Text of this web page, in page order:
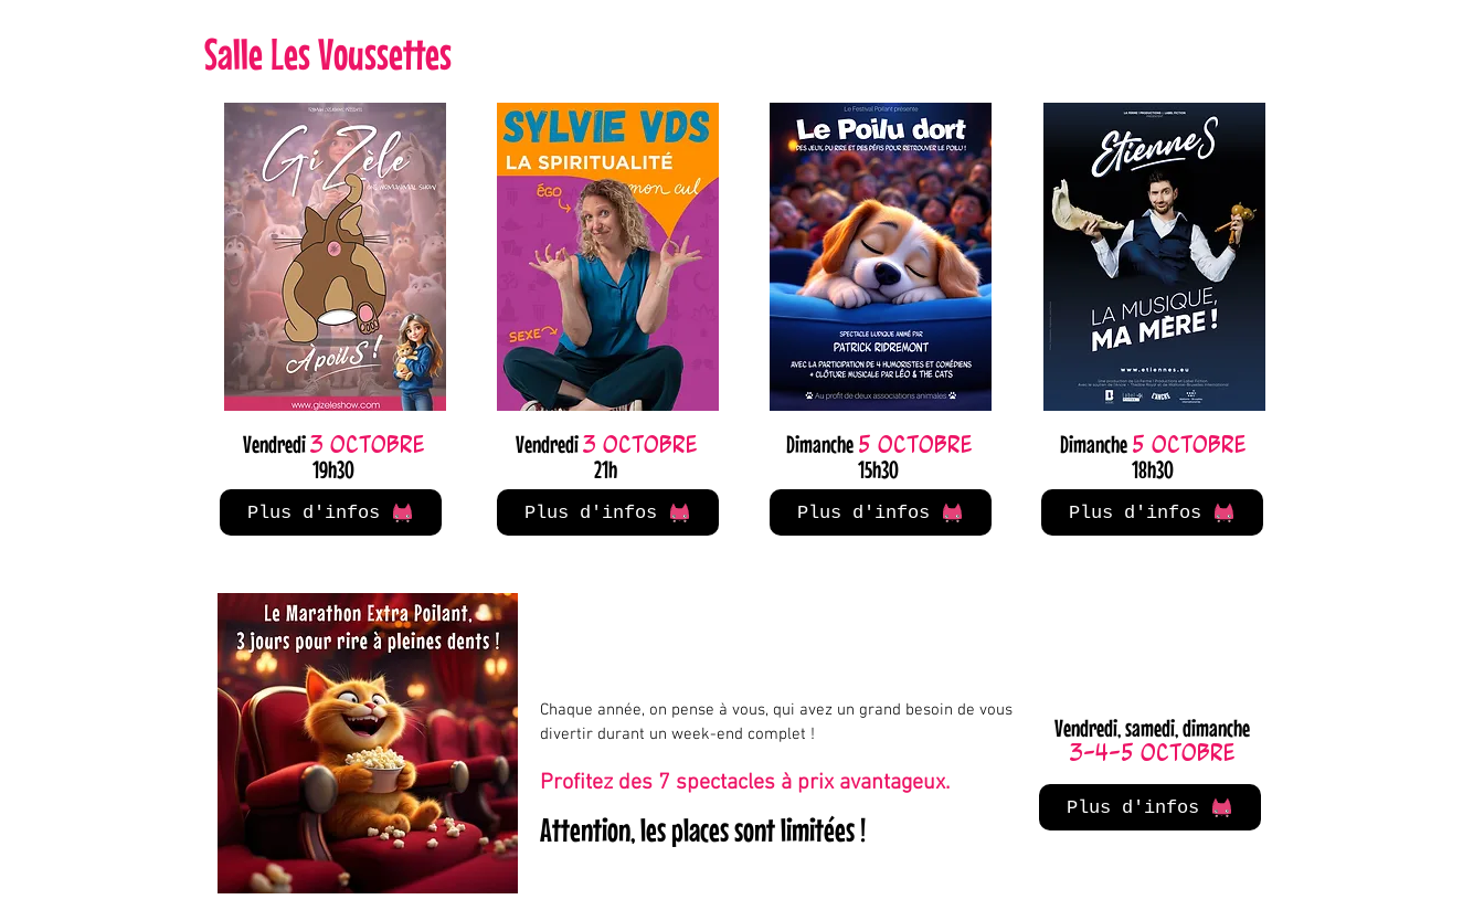
Salle Les Voussettes
Vendredi3 octobre
19h30
Plus d'infos
Vendredi3 octobre
21h
Plus d'infos
Dimanche 5 octobre
15h30
Plus d'infos
Dimanche 5 octobre
18h30
Plus d'infos
Chaque année, on pense à vous, qui avez un grand besoin de vous
divertir durant un week-end complet !
Profitez des 7 spectacles à prix avantageux.
Attention, les places sont limitées !
Vendredi, samedi, dimanche
3-4-5 octobre
Plus d'infos